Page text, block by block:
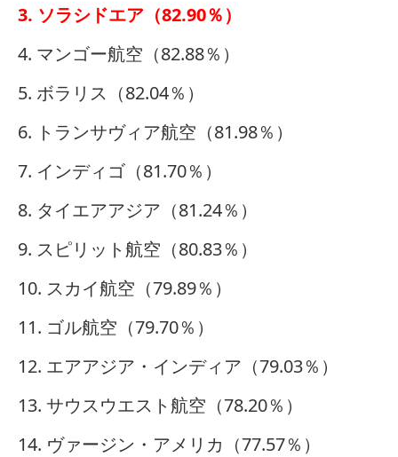
3. ソラシドエア（82.90％）
4. マンゴー航空（82.88％）
5. ボラリス（82.04％）
6. トランサヴィア航空（81.98％）
7. インディゴ（81.70％）
8. タイエアアジア（81.24％）
9. スピリット航空（80.83％）
10. スカイ航空（79.89％）
11. ゴル航空（79.70％）
12. エアアジア・インディア（79.03％）
13. サウスウエスト航空（78.20％）
14. ヴァージン・アメリカ（77.57％）